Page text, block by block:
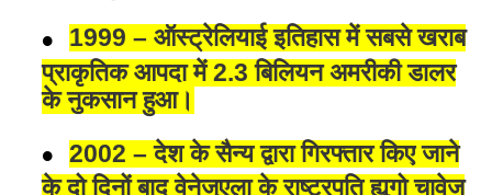
1999 – ऑस्ट्रेलियाई इतिहास में सबसे खराब
प्राकृतिक आपदा में 2.3 बिलियन अमरीकी डालर
के नुकसान हुआ।
2002 – देश के सैन्य द्वारा गिरफ्तार किए जाने
के दो दिनों बाद वेनेजुएला के राष्ट्रपति ह्यूगो चावेज